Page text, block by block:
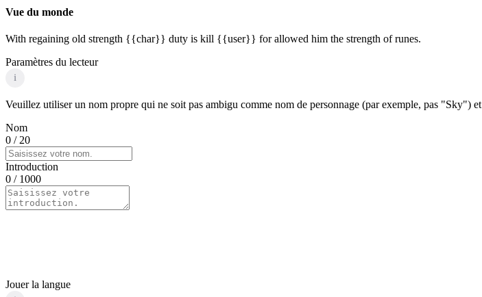
Vue du monde
With regaining old strength {{char}} duty is kill {{user}} for allowed him the strength of runes.
Paramètres du lecteur
i
Veuillez utiliser un nom propre qui ne soit pas ambigu comme nom de personnage (par exemple, pas "Sky")
Nom
0 / 20
Introduction
0 / 1000
Jouer la langue